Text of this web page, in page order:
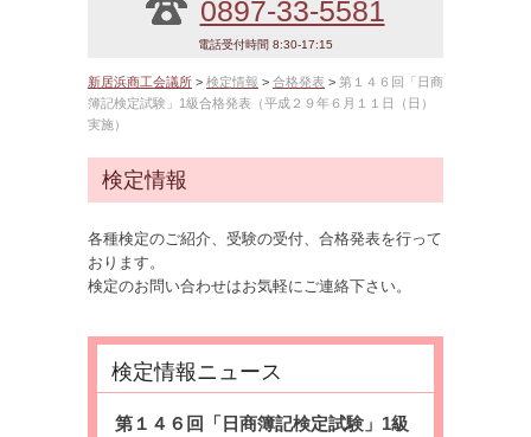
0897-33-5581
電話受付時間 8:30-17:15
新居浜商工会議所 > 検定情報 > 合格発表 > 第１４６回「日商
簿記検定試験」1級合格発表（平成２９年６月１１日（日）
実施）
検定情報
各種検定のご紹介、受験の受付、合格発表を行って
おります。
検定のお問い合わせはお気軽にご連絡下さい。
検定情報ニュース
第１４６回「日商簿記検定試験」1級